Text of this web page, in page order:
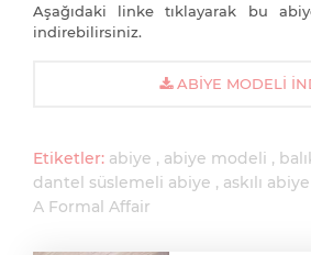
Aşağıdaki linke tıklayarak bu
indirebilirsiniz.
ABIYE MODELI
Etiketler: abiye abiye modeli
dantel süslemeli abiye
askılı abiye
A Formal Affair